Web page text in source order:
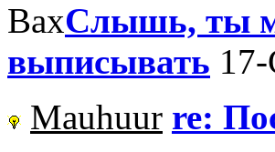
ВахСлышь, ты
выписывать
Mauhuur re: